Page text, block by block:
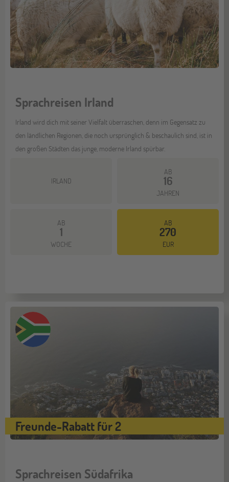
Sprachreisen Irland
Irland wird dich mit seiner Vielfalt überraschen, denn im Gegensatz zu
den ländlichen Regionen, die noch ursprünglich & beschaulich sind, ist in
den großen Städten das junge, moderne Irland spürbar.
IRLAND
AB
16
JAHREN
AB
1
WOCHE
AB
270
EUR
Freunde-Rabatt für 2
Sprachreisen Südafrika